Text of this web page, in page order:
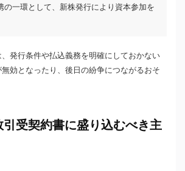
の一環として、新株発行により資本参加を
発行条件や払込義務を明確にしておかない
効となったり、後日の紛争につながるおそ
受契約書に盛り込むべき主